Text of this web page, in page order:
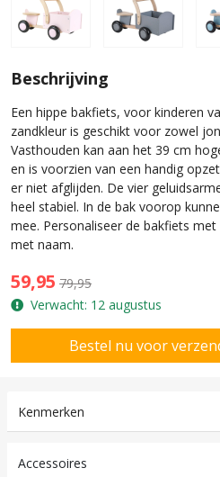
Beschrijving
Een hippe bakfiets, voor kinderen
zandkleur is geschikt voor zowel
Vasthouden kan aan het 39 cm
en is voorzien van een handig
er niet afglijden. De vier
heel stabiel. In de bak voorop
mee. Personaliseer de bakfiets
met naam.
59,95 79,95
Verwacht: 12 augustus
Kenmerken
Accessoires